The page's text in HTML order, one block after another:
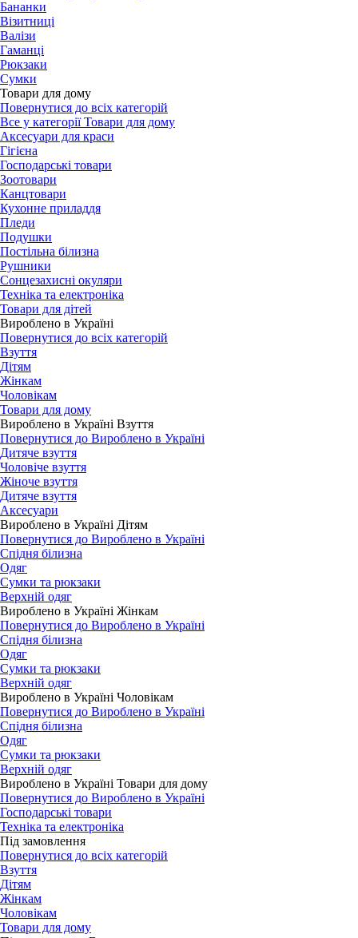
Бананки
Візитниці
Валізи
Гаманці
Рюкзаки
Сумки
Товари для дому
Повернутися до всіх категорій
Все у категорії Товари для дому
Аксесуари для краси
Гігієна
Господарські товари
Зоотовари
Канцтовари
Кухонне приладдя
Пледи
Подушки
Постільна білизна
Рушники
Сонцезахисні окуляри
Техніка та електроніка
Товари для дітей
Вироблено в Україні
Повернутися до всіх категорій
Взуття
Дітям
Жінкам
Чоловікам
Товари для дому
Вироблено в Україні Взуття
Повернутися до Вироблено в Україні
Дитяче взуття
Чоловіче взуття
Жіноче взуття
Дитяче взуття
Аксесуари
Вироблено в Україні Дітям
Повернутися до Вироблено в Україні
Спідня білизна
Одяг
Сумки та рюкзаки
Верхній одяг
Вироблено в Україні Жінкам
Повернутися до Вироблено в Україні
Спідня білизна
Одяг
Сумки та рюкзаки
Верхній одяг
Вироблено в Україні Чоловікам
Повернутися до Вироблено в Україні
Спідня білизна
Одяг
Сумки та рюкзаки
Верхній одяг
Вироблено в Україні Товари для дому
Повернутися до Вироблено в Україні
Господарські товари
Техніка та електроніка
Під замовлення
Повернутися до всіх категорій
Взуття
Дітям
Жінкам
Чоловікам
Товари для дому